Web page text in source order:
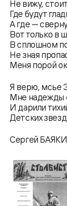
Не вижу,
Где будут
А где —
Вот только в
В сплошном
Не зная
Меня порой
Я верю, мсье
Мне надежды
И дарили
Детских
Сергей